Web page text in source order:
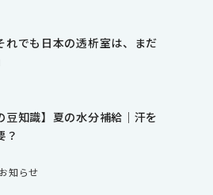
れでも日本の透析室は、まだ
豆知識】夏の水分補給｜汗を
？
知らせ